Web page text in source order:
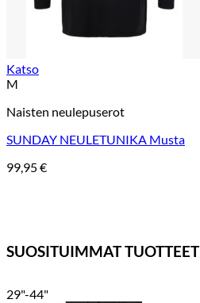
Katso
M
Naisten neulepuserot
SUNDAY NEULETUNIKA Musta
99,95€
SUOSITUIMMAT TUOTTEET
29"-44"